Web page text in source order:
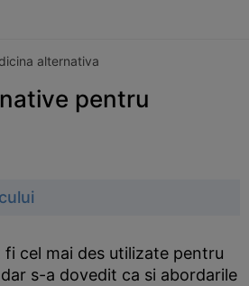
alternativa
pentru
cel mai des utilizate pentru
dar s-a dovedit ca si abordarile